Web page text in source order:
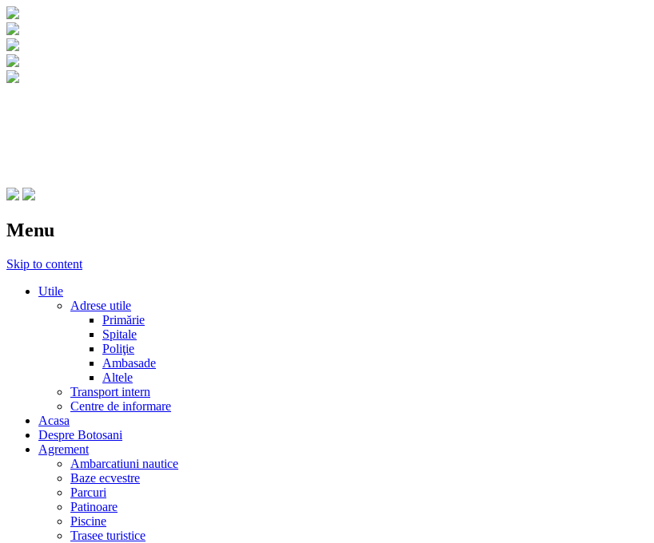
Menu
Skip to content
Utile
Adrese utile
Primărie
Spitale
Poliţie
Ambasade
Altele
Transport intern
Centre de informare
Acasa
Despre Botosani
Agrement
Ambarcatiuni nautice
Baze ecvestre
Parcuri
Patinoare
Piscine
Trasee turistice